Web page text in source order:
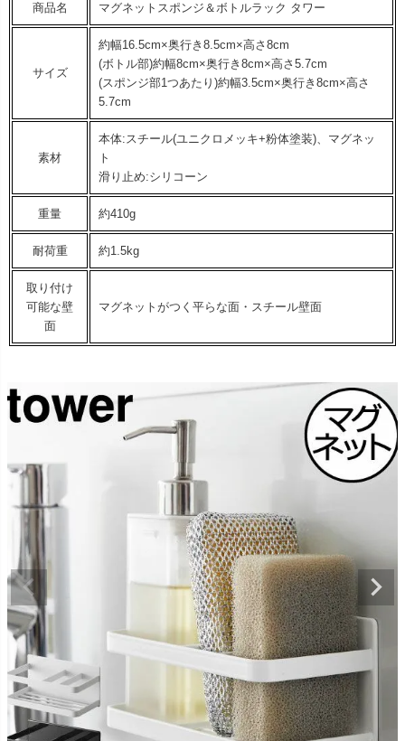
商品名 マグネットスポンジ＆ボトルラック タワー
サイズ
約幅16.5cm×奥行き8.5cm×高さ8cm
(ボトル部)約幅8cm×奥行き8cm×高さ5.7cm
(スポンジ部1つあたり)約幅3.5cm×奥行き8cm×高さ
5.7cm
素材
本体:スチール(ユニクロメッキ+粉体塗装)、マグネッ
ト
滑り止め:シリコーン
重量 約410g
耐荷重 約1.5kg
取り付け
可能な壁
面
マグネットがつく平らな面・スチール壁面